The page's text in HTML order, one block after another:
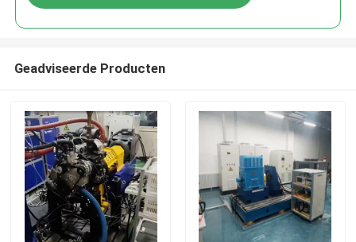
Geadviseerde Producten